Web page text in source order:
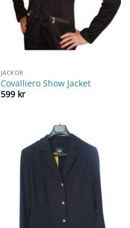
JACKOR
Covalliero Show Jacket
599 kr